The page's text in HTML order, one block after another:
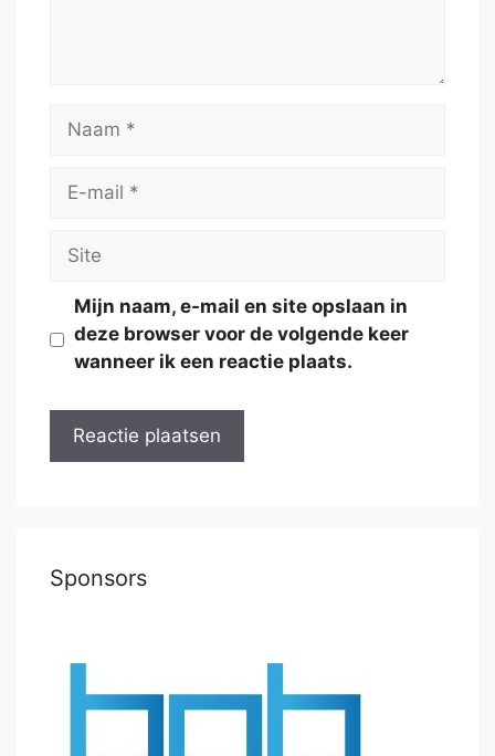
Naam
Site
Mijn naam, e-mail en site opslaan in
deze browser voor de volgende keer
wanneer ik een reactie plaats.
Sponsors